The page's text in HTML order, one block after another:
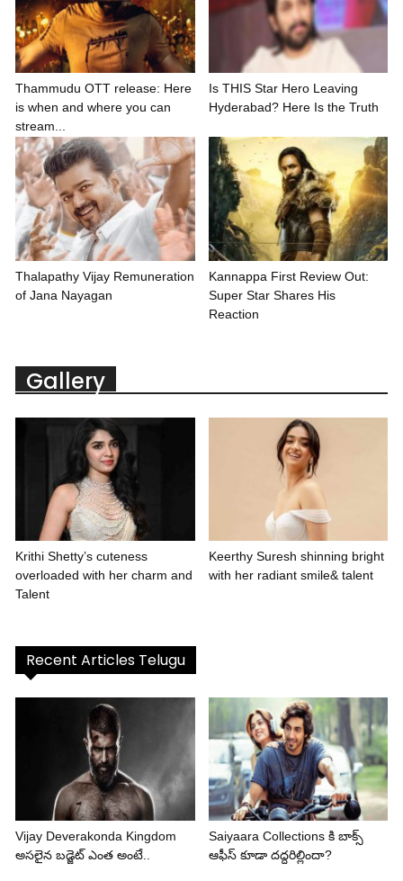
Thammudu OTT release: Here
is when and where you can
stream...
Is THIS Star Hero Leaving
Hyderabad? Here Is the Truth
Thalapathy Vijay Remuneration
of Jana Nayagan
Kannappa First Review Out:
Super Star Shares His
Reaction
Gallery
Krithi Shetty’s cuteness
overloaded with her charm and
Talent
Keerthy Suresh shinning bright
with her radiant smile& talent
Recent Articles Telugu
Vijay Deverakonda Kingdom
అసలైన బడ్జెట్ ఎంత అంటే..
Saiyaara Collections కి బాక్స్
ఆఫీస్ కూడా దద్దరిల్లిందా?